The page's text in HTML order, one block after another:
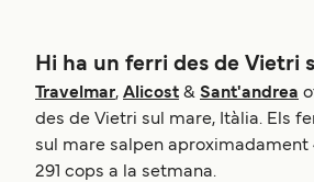
Hi ha un ferri des de Vietri
Travelmar, Alicost & Sant'andrea
des de Vietri sul mare, Itàlia. Els
sul mare salpen aproximadament
291 cops a la setmana.